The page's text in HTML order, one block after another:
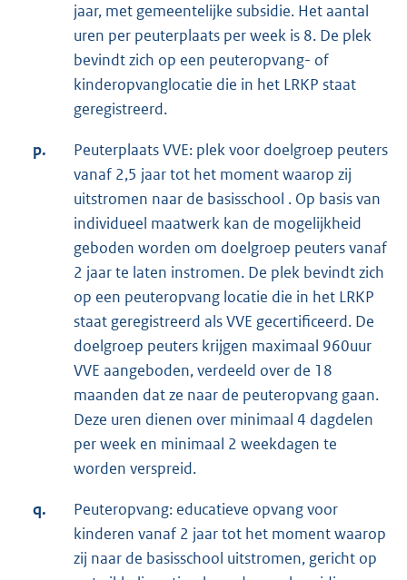
jaar, met gemeentelijke subsidie. Het aantal
uren per peuterplaats per week is 8. De plek
bevindt zich op een peuteropvang- of
kinderopvanglocatie die in het LRKP staat
geregistreerd.
p.
Peuterplaats VVE: plek voor doelgroep peuters
vanaf 2,5 jaar tot het moment waarop zij
uitstromen naar de basisschool . Op basis van
individueel maatwerk kan de mogelijkheid
geboden worden om doelgroep peuters vanaf
2 jaar te laten instromen. De plek bevindt zich
op een peuteropvang locatie die in het LRKP
staat geregistreerd als VVE gecertificeerd. De
doelgroep peuters krijgen maximaal 960uur
VVE aangeboden, verdeeld over de 18
maanden dat ze naar de peuteropvang gaan.
Deze uren dienen over minimaal 4 dagdelen
per week en minimaal 2 weekdagen te
worden verspreid.
q.
Peuteropvang: educatieve opvang voor
kinderen vanaf 2 jaar tot het moment waarop
zij naar de basisschool uitstromen, gericht op